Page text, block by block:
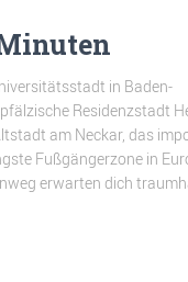
in Baden-
Residenzstadt
am Neckar, das
Fußgängerzone in
erwarten dich